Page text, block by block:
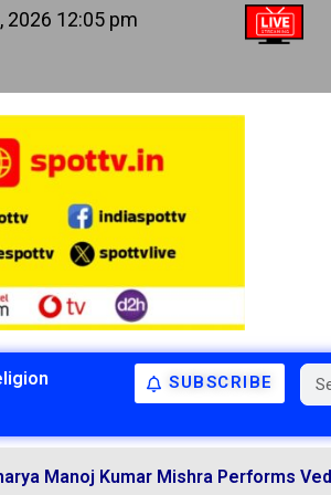
2026 12:05 pm
SUBSCRIBE
Kumar Mishra Performs Vedic
LATEST NEWS
NATIONAL